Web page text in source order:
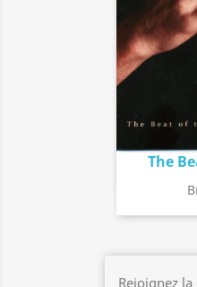
The
search
Rejoignez